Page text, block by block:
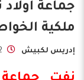
جماعة أولاد
ملكية
إدريس لكبيش 12